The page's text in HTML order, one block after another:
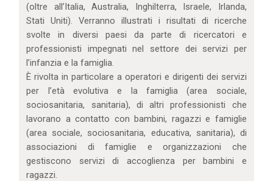
(oltre all’Italia, Australia, Inghilterra, Israele, Irlanda,
Stati Uniti). Verranno illustrati i risultati di ricerche
svolte in diversi paesi da parte di ricercatori e
professionisti impegnati nel settore dei servizi per
l’infanzia e la famiglia.
È rivolta in particolare a operatori e dirigenti dei servizi
per l’età evolutiva e la famiglia (area sociale,
sociosanitaria, sanitaria), di altri professionisti che
lavorano a contatto con bambini, ragazzi e famiglie
(area sociale, sociosanitaria, educativa, sanitaria), di
associazioni di famiglie e organizzazioni che
gestiscono servizi di accoglienza per bambini e
ragazzi.